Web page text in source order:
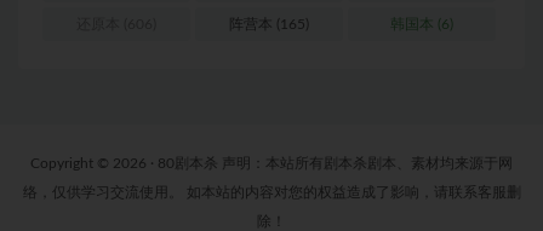
阵营本 (165) 韩国本 (6)
Copyright © 2026 · 80剧本杀 声明：本站所有剧本杀剧本、素材均来源于网
络，仅供学习交流使用。 如本站的内容对您的权益造成了影响，请联系客服删
除！